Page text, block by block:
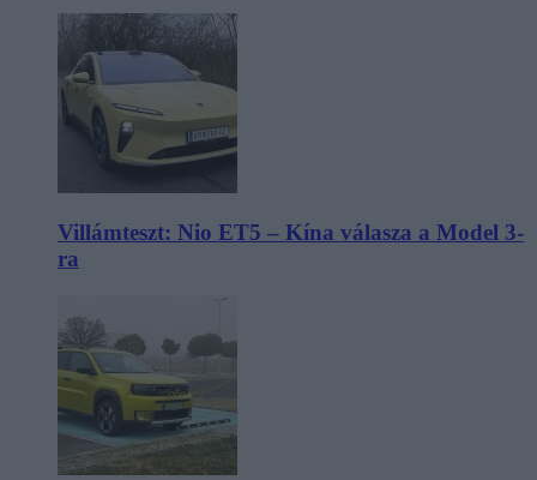
Villámteszt: Nio ET5 – Kína válasza a Model 3-
ra